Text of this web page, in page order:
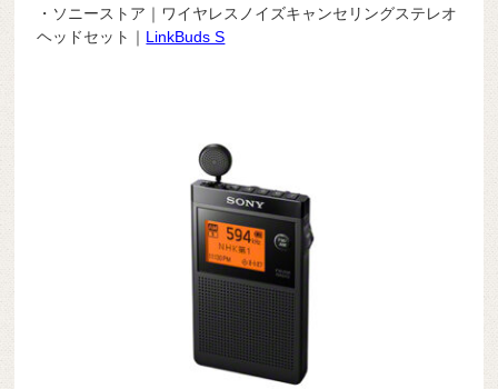
・ソニーストア｜ワイヤレスノイズキャンセリングステレオ
ヘッドセット｜ LinkBuds S